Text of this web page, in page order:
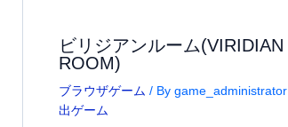
ビリジアンルーム(VIRIDIAN
ROOM)
ブラウザゲーム / By game_administrator
出ゲーム